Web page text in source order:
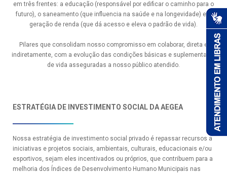
em três frentes: a educação (responsável por edificar o caminho para o
futuro), o saneamento (que influencia na saúde e na longevidade) e a
geração de renda (que dá acesso e eleva o padrão de vida).
Pilares que consolidam nosso compromisso em colaborar, direta e
indiretamente, com a evolução das condições básicas e suplementares
de vida asseguradas a nosso público atendido.
ESTRATÉGIA DE INVESTIMENTO SOCIAL DA AEGEA
Nossa estratégia de investimento social privado é repassar recursos a
iniciativas e projetos sociais, ambientais, culturais, educacionais e/ou
esportivos, sejam eles incentivados ou próprios, que contribuem para a
melhoria dos Índices de Desenvolvimento Humano Municipais nas